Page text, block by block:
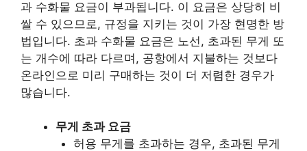
과 수화물 요금이 부과됩니다. 이 요금은 상당히 비
쌀 수 있으므로, 규정을 지키는 것이 가장 현명한 방
법입니다. 초과 수화물 요금은 노선, 초과된 무게 또
는 개수에 따라 다르며, 공항에서 지불하는 것보다
온라인으로 미리 구매하는 것이 더 저렴한 경우가
많습니다.
무게 초과 요금
허용 무게를 초과하는 경우, 초과된 무게